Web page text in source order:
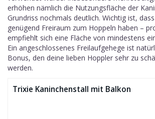
erhöhen nämlich die Nutzungsfläche der
Grundriss nochmals deutlich. Wichtig ist,
genügend Freiraum zum Hoppeln haben –
empfiehlt sich eine Fläche von mindestens
Ein angeschlossenes Freilaufgehege ist
Bonus, den deine lieben Hoppler sehr zu
werden.
Trixie Kaninchenstall mit Balkon